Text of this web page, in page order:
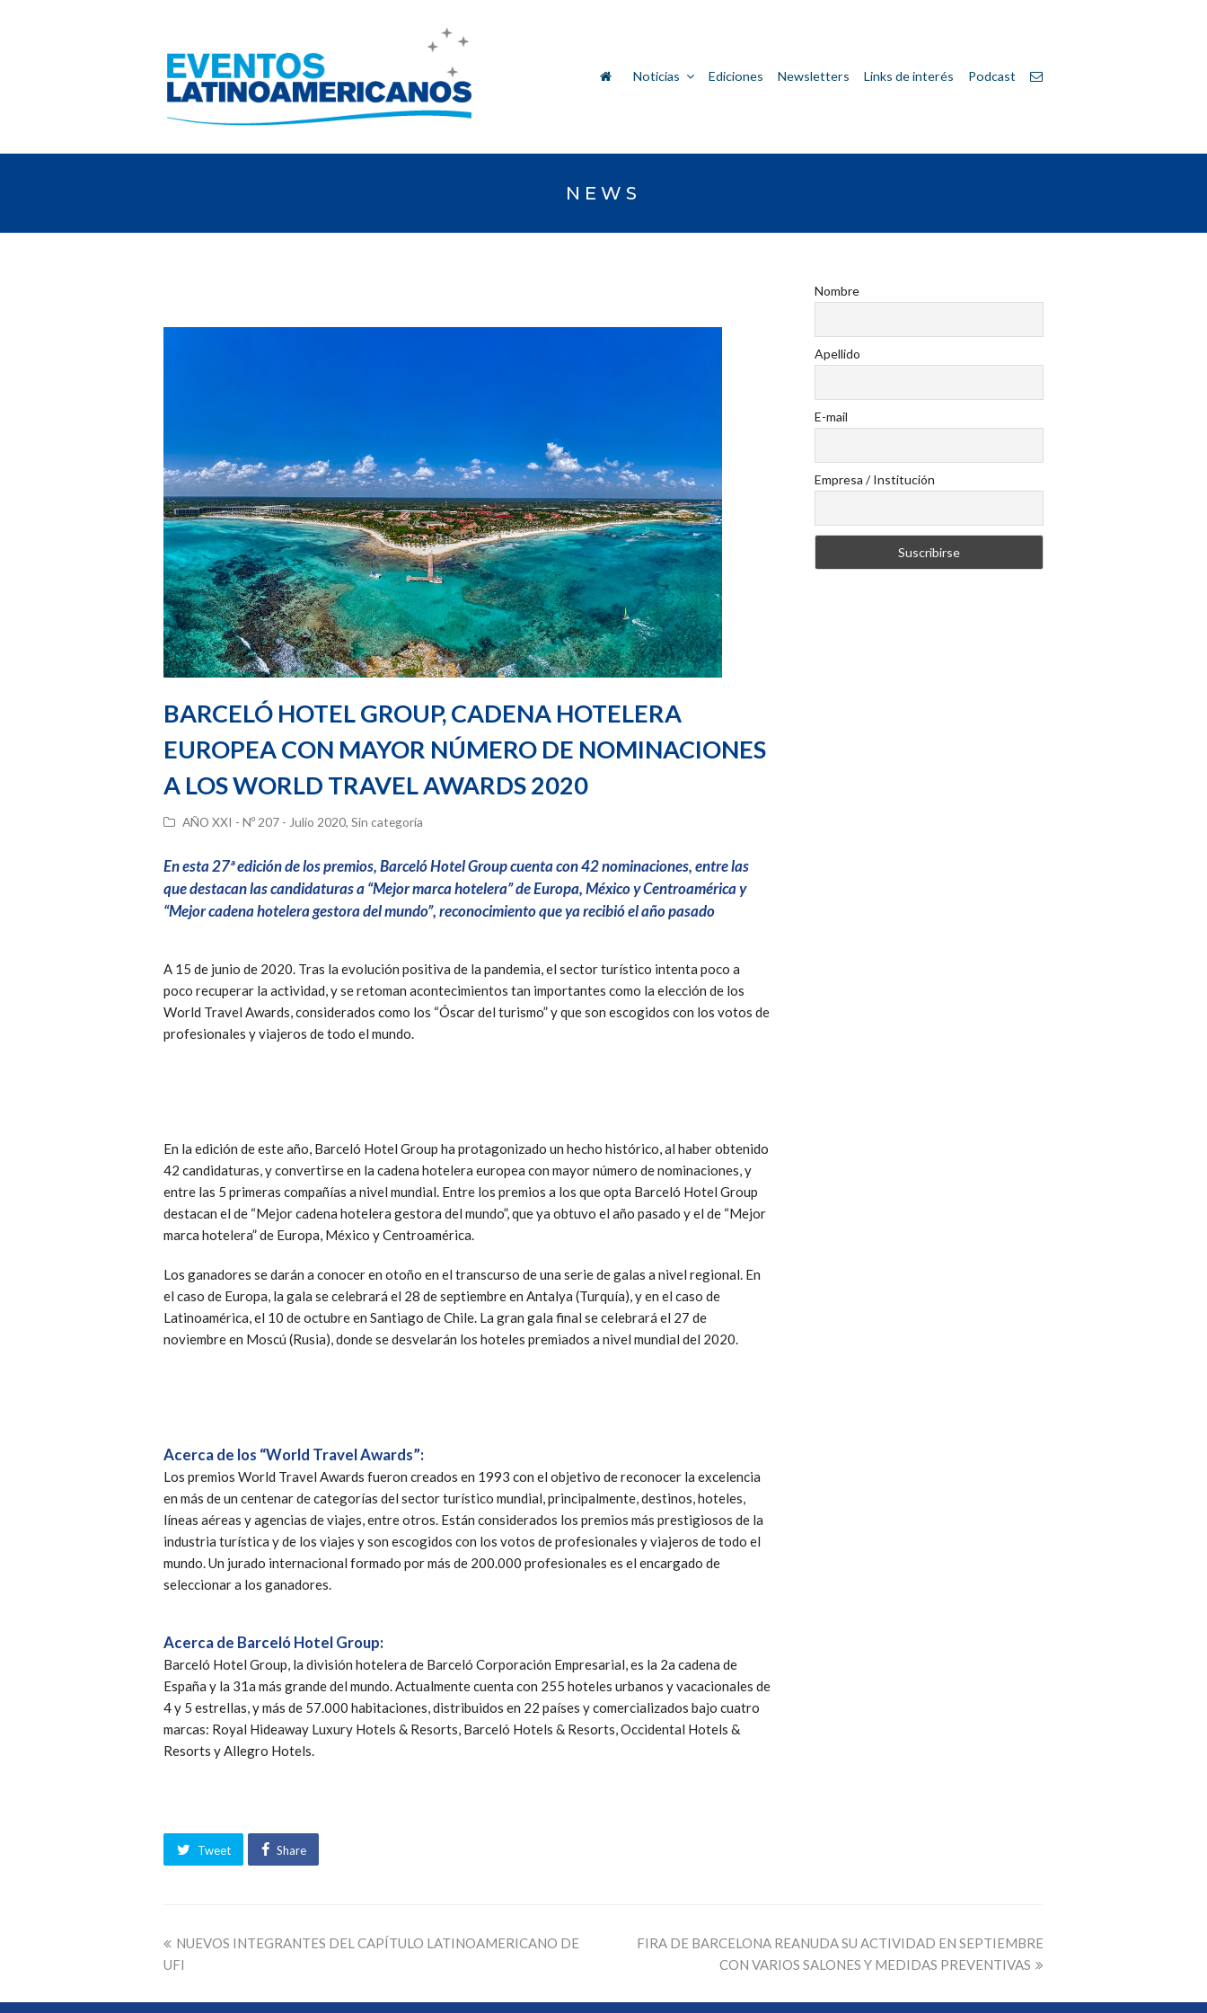
Noticias Ediciones Newsletters Links de interés Podcast
NEWS
BARCELÓ HOTEL GROUP, CADENA HOTELERA
EUROPEA CON MAYOR NÚMERO DE NOMINACIONES
A LOS WORLD TRAVEL AWARDS 2020
AÑO XXI - Nº 207 - Julio 2020, Sin categoría
En esta 27ª edición de los premios, Barceló Hotel Group cuenta con 42 nominaciones, entre las
que destacan las candidaturas a “Mejor marca hotelera” de Europa, México y Centroamérica y
“Mejor cadena hotelera gestora del mundo”, reconocimiento que ya recibió el año pasado
A 15 de junio de 2020. Tras la evolución positiva de la pandemia, el sector turístico intenta poco a
poco recuperar la actividad, y se retoman acontecimientos tan importantes como la elección de los
World Travel Awards, considerados como los “Óscar del turismo” y que son escogidos con los votos de
profesionales y viajeros de todo el mundo.
En la edición de este año, Barceló Hotel Group ha protagonizado un hecho histórico, al haber obtenido
42 candidaturas, y convertirse en la cadena hotelera europea con mayor número de nominaciones, y
entre las 5 primeras compañías a nivel mundial. Entre los premios a los que opta Barceló Hotel Group
destacan el de “Mejor cadena hotelera gestora del mundo”, que ya obtuvo el año pasado y el de “Mejor
marca hotelera” de Europa, México y Centroamérica.
Los ganadores se darán a conocer en otoño en el transcurso de una serie de galas a nivel regional. En
el caso de Europa, la gala se celebrará el 28 de septiembre en Antalya (Turquía), y en el caso de
Latinoamérica, el 10 de octubre en Santiago de Chile. La gran gala final se celebrará el 27 de
noviembre en Moscú (Rusia), donde se desvelarán los hoteles premiados a nivel mundial del 2020.
Acerca de los “World Travel Awards”:
Los premios World Travel Awards fueron creados en 1993 con el objetivo de reconocer la excelencia
en más de un centenar de categorías del sector turístico mundial, principalmente, destinos, hoteles,
líneas aéreas y agencias de viajes, entre otros. Están considerados los premios más prestigiosos de la
industria turística y de los viajes y son escogidos con los votos de profesionales y viajeros de todo el
mundo. Un jurado internacional formado por más de 200.000 profesionales es el encargado de
seleccionar a los ganadores.
Acerca de Barceló Hotel Group:
Barceló Hotel Group, la división hotelera de Barceló Corporación Empresarial, es la 2a cadena de
España y la 31a más grande del mundo. Actualmente cuenta con 255 hoteles urbanos y vacacionales de
4 y 5 estrellas, y más de 57.000 habitaciones, distribuidos en 22 países y comercializados bajo cuatro
marcas: Royal Hideaway Luxury Hotels & Resorts, Barceló Hotels & Resorts, Occidental Hotels &
Resorts y Allegro Hotels.
Tweet Share
Nombre
Apellido
E-mail
Empresa / Institución
NUEVOS INTEGRANTES DEL CAPÍTULO LATINOAMERICANO DE
UFI
FIRA DE BARCELONA REANUDA SU ACTIVIDAD EN SEPTIEMBRE
CON VARIOS SALONES Y MEDIDAS PREVENTIVAS